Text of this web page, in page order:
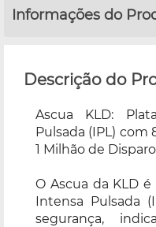
Informações do
Descrição do
Ascua KLD:
Pulsada (IPL) com
1 Milhão de
O Ascua da KLD
Intensa Pulsada
segurança,